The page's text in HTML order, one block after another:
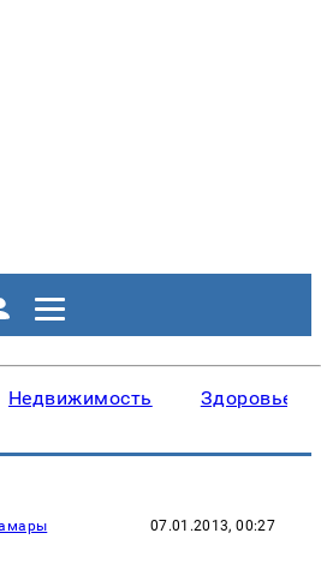
Недвижимость Здоровье
07.01.2013, 00:27